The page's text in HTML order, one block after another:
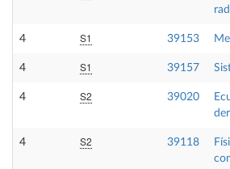
4 S1 39153
4 S1 39157
4 S2 39020
4 S2 39118